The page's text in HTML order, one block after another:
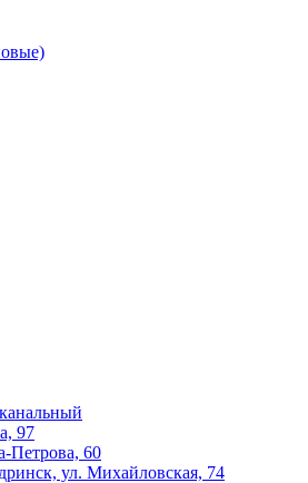
97
Петрова, 60
ул. Михайловская, 74